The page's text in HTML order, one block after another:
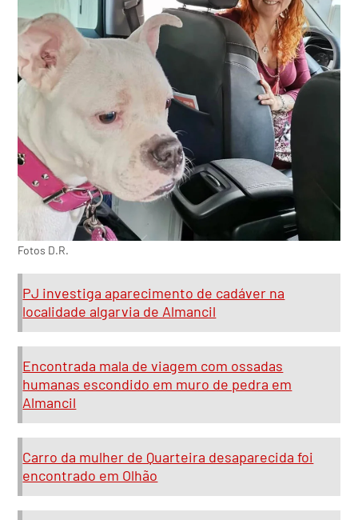
Fotos D.R.
PJ investiga aparecimento de cadáver na
localidade algarvia de Almancil
Encontrada mala de viagem com ossadas
humanas escondido em muro de pedra em
Almancil
Carro da mulher de Quarteira desaparecida foi
encontrado em Olhão